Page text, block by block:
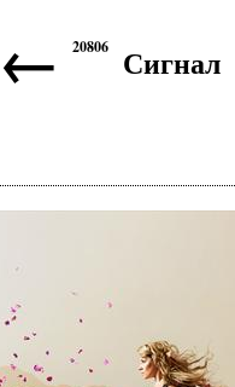
← Сигнал
20806